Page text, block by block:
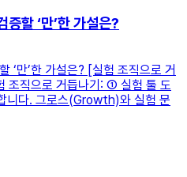
할 ‘만’한 가설은?
‘만’한 가설은? [실험 조직으로 거
조직으로 거듭나기: ① 실험 툴 도
니다. 그로스(Growth)와 실험 문